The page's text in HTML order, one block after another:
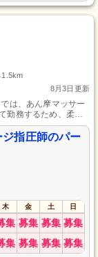
1.5km
8月3日更新
は、あん摩マッサー
勤務するため、柔軟
の健康と笑顔を支え
る方はぜひご応募く
指圧師のパー
木 金 土 日
集 募集 募集 募集
集 募集 募集 募集